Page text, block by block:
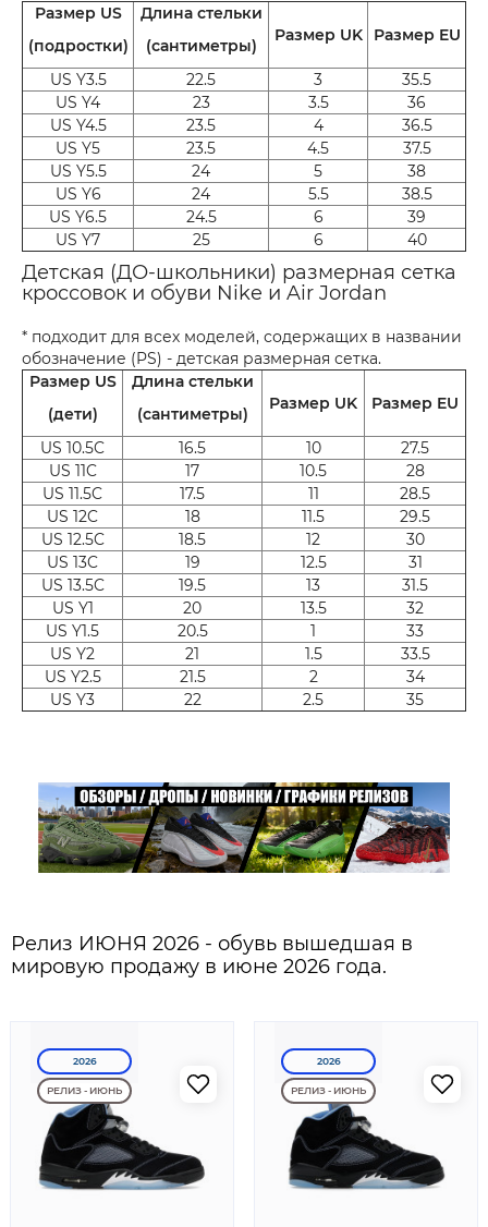
Размер US
(подростки)
Длина стельки
(сантиметры)
Размер UK Размер EU
US Y3.5 22.5 3
35.5
US Y4
23 3.5
36
US Y4.5
23.5 4
36.5
US Y5
23.5 4.5
37.5
US Y5.5
24 5
38
US Y6
24 5.5
38.5
US Y6.5
24.5 6
39
US Y7
25 6 40
Детская (ДО-школьники) размерная сетка
кроссовок и обуви Nike и Air Jordan
* подходит для всех моделей, содержащих в названии
обозначение (PS) - детская размерная сетка.
Размер US
(дети)
Длина стельки
(сантиметры)
Размер UK Размер EU
US 10.5C 16.5 10
27.5
US 11C
17 10.5
28
US 11.5C
17.5 11
28.5
US 12C
18 11.5
29.5
US 12.5C
18.5 12
30
US 13C
19 12.5
31
US 13.5C
19.5 13
31.5
US Y1
20 13.5
32
US Y1.5
20.5 1
33
US Y2
21 1.5
33.5
US Y2.5
21.5 2
34
US Y3
22 2.5 35
Релиз ИЮНЯ 2026 - обувь вышедшая в
мировую продажу в июне 2026 года.
2026
РЕЛИЗ - ИЮНЬ
2026
РЕЛИЗ - ИЮНЬ